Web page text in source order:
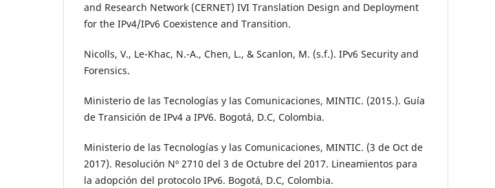
and Research Network (CERNET) IVI Translation Design and Deployment
for the IPv4/IPv6 Coexistence and Transition.
Nicolls, V., Le-Khac, N.-A., Chen, L., & Scanlon, M. (s.f.). IPv6 Security and
Forensics.
Ministerio de las Tecnologías y las Comunicaciones, MINTIC. (2015.). Guía
de Transición de IPv4 a IPV6. Bogotá, D.C, Colombia.
Ministerio de las Tecnologías y las Comunicaciones, MINTIC. (3 de Oct de
2017). Resolución Nº 2710 del 3 de Octubre del 2017. Lineamientos para
la adopción del protocolo IPv6. Bogotá, D.C, Colombia.